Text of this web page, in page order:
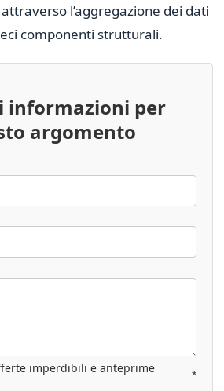
l’aggregazione dei dati
componenti strutturali.
informazioni per
argomento
imperdibili e anteprime
*